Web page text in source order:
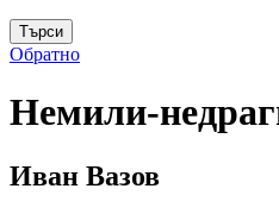
Обратно
Немили-
Иван Вазов